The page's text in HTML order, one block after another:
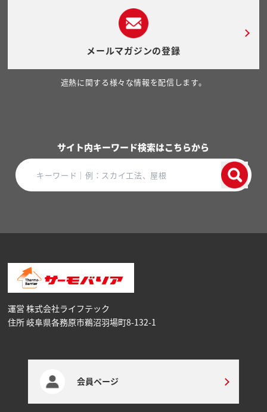
メールマガジンの登録
遮熱に関する様々な情報を配信します。
サイト内キーワード検索はこちらから
運営 株式会社ライフテック
住所 岐阜県各務原市鵜沼⽻場町8-132-1
会員ページ